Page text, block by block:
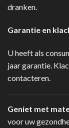
dranken.
Garantie en
U heeft als
jaar garantie.
contacteren.
Geniet met
voor uw